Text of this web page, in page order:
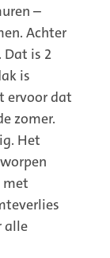
–
Achter
is 2
is
ervoor dat
zomer.
Het
met
alle